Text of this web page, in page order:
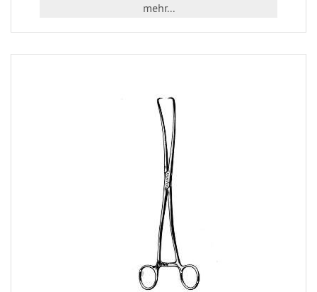
mehr...